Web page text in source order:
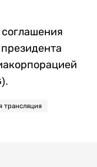
трансляция